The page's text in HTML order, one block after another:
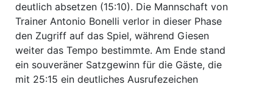
deutlich absetzen (15:10). Die Mannschaft von
Trainer Antonio Bonelli verlor in dieser Phase
den Zugriff auf das Spiel, während Giesen
weiter das Tempo bestimmte. Am Ende stand
ein souveräner Satzgewinn für die Gäste, die
mit 25:15 ein deutliches Ausrufezeichen